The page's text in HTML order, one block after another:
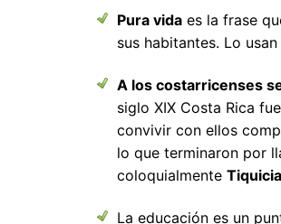
Extremadura
Galicia
Madrid
Navarra
EEUU
México
Pura vida es la frase
sus habitantes. Lo
A los costarricenses
siglo XIX Costa Rica
convivir con ellos
lo que terminaron por
coloquialmente Tiquicia
La educación es un